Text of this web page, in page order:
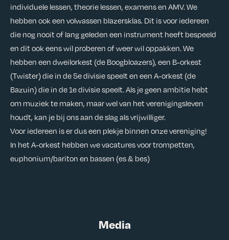
individuele lessen, theorie lessen, examens en AMV. We
hebben ook een volwassen blazersklas. Dit is voor iedereen
die nog nooit of lang geleden een instrument heeft bespeeld
en dit ook eens wil proberen of weer wil oppakken. We
hebben een dweilorkest (de Boogbloazers), een B-orkest
(Twister) die in de 5e divisie speelt en een A-orkest (de
Bazuin) die in de 1e divisie speelt. Als je geen ambitie hebt
om muziek te maken, maar wel van het verenigingsleven
houdt, kan je bij ons aan de slag als vrijwilliger.
Voor iedereen is er dus een plekje binnen onze vereniging!
In het A-orkest hebben we vacatures voor trompetten,
euphonium/bariton en bassen (es & bes)
Media